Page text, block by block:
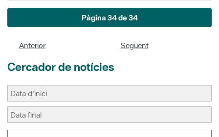
Pàgina 34 de 34
Anterior Següent
Cercador de notícies